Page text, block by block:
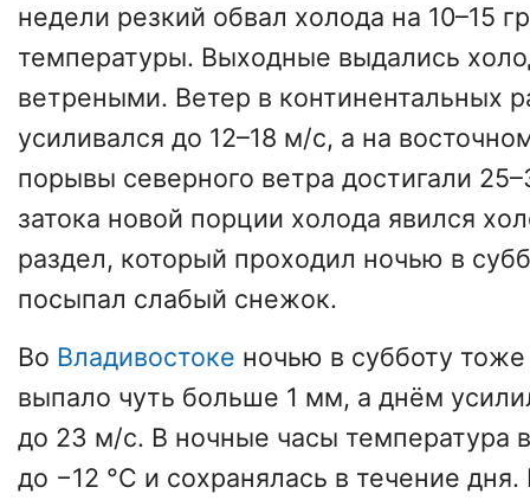
недели резкий обвал холода на 10–15
температуры. Выходные выдались
ветреными. Ветер в континентальных
усиливался до 12–18 м/с, а на
порывы северного ветра достигали
затока новой порции холода явился
раздел, который проходил ночью в
посыпал слабый снежок.
Во Владивостоке ночью в субботу
выпало чуть больше 1 мм, а днём
до 23 м/с. В ночные часы температура
до −12 °C и сохранялась в течение